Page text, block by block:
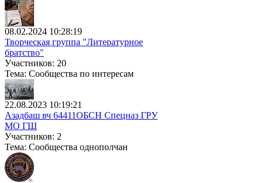
08.02.2024 10:28:19
Творческая группа "Литературное
братство"
Участников: 20
Тема: Сообщества по интересам
22.08.2023 10:19:21
Азадбаш вч 64411ОБСН Спецназ ГРУ
МО ГШ
Участников: 2
Тема: Сообщества однополчан